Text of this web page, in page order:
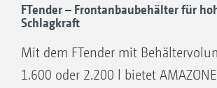
Querverteilung
Komfortable
ISOBUS möglich, sodass ein
teilflächenspezifisches
FTender – Frontanbaubehälter für
Schlagkraft
Mit dem FTender mit
1.600 oder 2.200 l bietet